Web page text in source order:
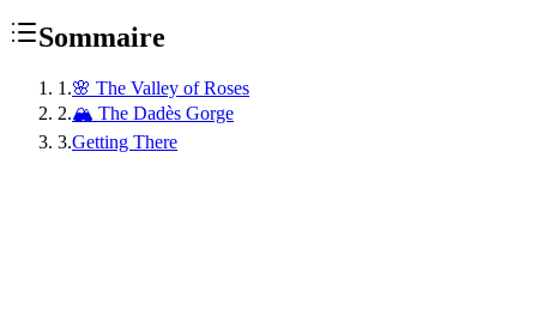
Sommaire
1 .🌸 The Valley of Roses
2.🏔️ The Dadès Gorge
3.Getting There